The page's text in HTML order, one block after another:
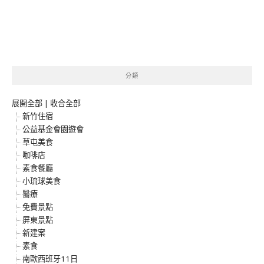
分類
展開全部 | 收合全部
新竹住宿
公益基金會園遊會
草屯美食
咖啡店
素食餐廳
小琉球美食
醫療
免費景點
屏東景點
新建案
素食
南歐西班牙11日